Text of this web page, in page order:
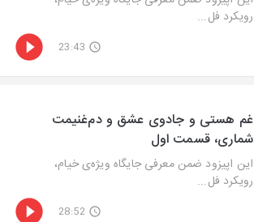
رویکرد فل...
23:43
غم هستی و جادوی عشق و دم‌غنیمت
شماری، قسمت اول
این اپیزود ضمن معرفی جایگاه ویژه‌ی خیام،
رویکرد فل...
28:52